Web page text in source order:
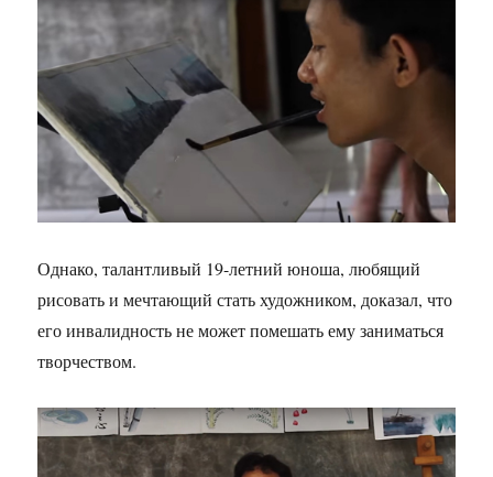
Однако, талантливый 19-летний юноша, любящий
рисовать и мечтающий стать художником, доказал, что
его инвалидность не может помешать ему заниматься
творчеством.